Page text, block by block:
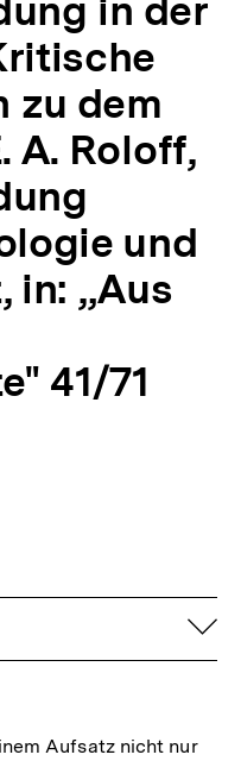
in der
zu dem
A. Roloff,
und
in: „Aus
41/71
Aufsatz nicht nur